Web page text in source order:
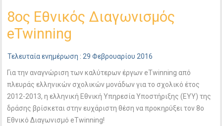
8oς Εθνικός Διαγωνισμός
eTwinning
Τελευταία ενημέρωση : 29 Φεβρουαρίου 2016
Για την αναγνώριση των καλύτερων έργων eTwinning από
πλευράς ελληνικών σχολικών μονάδων για το σχολικό έτος
2012-2013, η ελληνική Εθνική Υπηρεσία Υποστήριξης (ΕΥΥ) της
δράσης βρίσκεται στην ευχάριστη θέση να προκηρύξει τον 8o
Εθνικό Διαγωνισμό eTwinning!